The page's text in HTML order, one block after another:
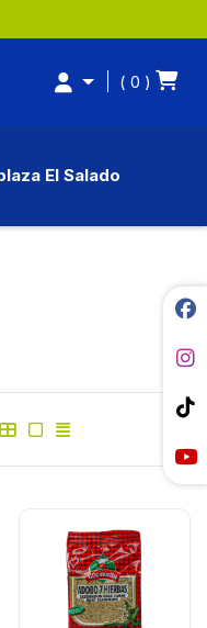
💚 🛒
0
El Salado